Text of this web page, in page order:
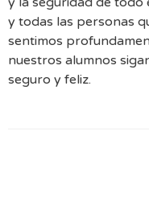
y todas las personas
sentimos
nuestros alumnos
seguro y feliz.